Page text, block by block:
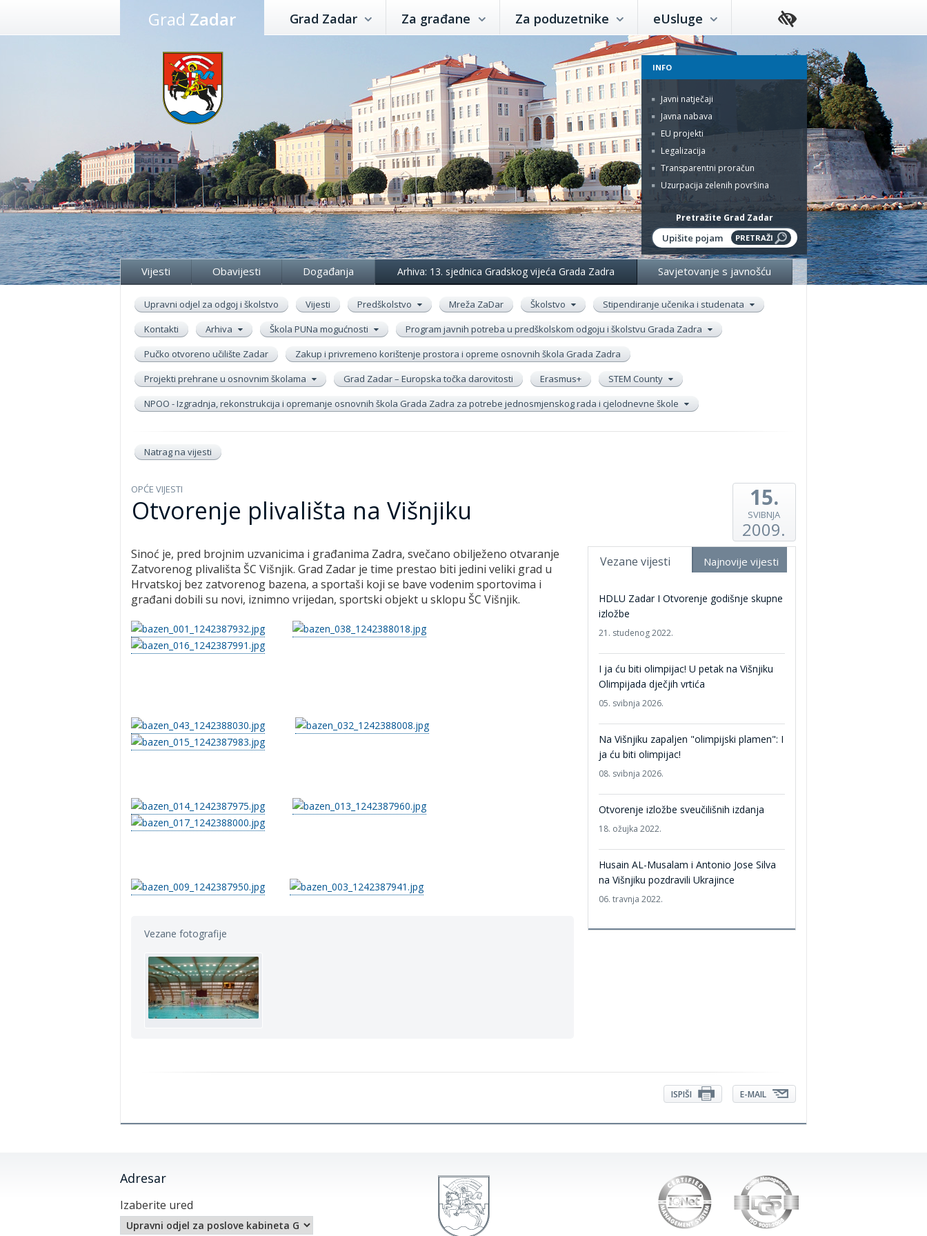
Preskoči
Grad Zadar Grad Zadar Za građane Za poduzetnike eUsluge
INFO
Javni natječaji
Javna nabava
EU projekti
Legalizacija
Transparentni proračun
Uzurpacija zelenih površina
Pretražite Grad Zadar
Vijesti Obavijesti Događanja Arhiva: 13. sjednica Gradskog vijeća Grada Zadra Savjetovanje s javnošću
Upravni odjel za odgoj i školstvo Vijesti Predškolstvo Mreža ZaDar Školstvo
Stipendiranje učenika i studenata
Kontakti
Arhiva Škola PUNa mogućnosti
Program javnih potreba u predškolskom odgoju i školstvu Grada Zadra
Pučko otvoreno učilište Zadar
Zakup i privremeno korištenje prostora i opreme osnovnih škola Grada Zadra
Projekti prehrane u osnovnim školama
Grad Zadar – Europska točka darovitosti Erasmus+
STEM County
NPOO - Izgradnja, rekonstrukcija i opremanje osnovnih škola Grada Zadra za potrebe jednosmjenskog rada i cjelodnevne škole
Natrag na vijesti
OPĆE VIJESTI
Otvorenje plivališta na Višnjiku 15.
SVIBNJA
2009.
Vezane vijesti Najnovije vijesti
HDLU Zadar I Otvorenje godišnje skupne
izložbe
21. studenog 2022.
I ja ću biti olimpijac! U petak na Višnjiku
Olimpijada dječjih vrtića
05. svibnja 2026.
Na Višnjiku zapaljen "olimpijski plamen": I
ja ću biti olimpijac!
08. svibnja 2026.
Otvorenje izložbe sveučilišnih izdanja
18. ožujka 2022.
Husain AL-Musalam i Antonio Jose Silva
na Višnjiku pozdravili Ukrajince
06. travnja 2022.
Sinoć je, pred brojnim uzvanicima i građanima Zadra, svečano obilježeno otvaranje
Zatvorenog plivališta ŠC Višnjik. Grad Zadar je time prestao biti jedini veliki grad u
Hrvatskoj bez zatvorenog bazena, a sportaši koji se bave vodenim sportovima i
građani dobili su novi, iznimno vrijedan, sportski objekt u sklopu ŠC Višnjik.
Vezane fotografije
E-MAIL
ISPIŠI
Adresar
Izaberite ured